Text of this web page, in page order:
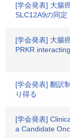
[学会発表] 大腸
SLC12A9の同定
[学会発表] 大腸
PRKR
[学会発表] 翻訳
り得る
[学会発表]
a Candidate